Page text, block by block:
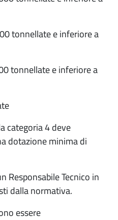
tonnellate e inferiore a
tonnellate e inferiore a
categoria 4 deve
dotazione minima di
Responsabile Tecnico in
dalla normativa.
essere